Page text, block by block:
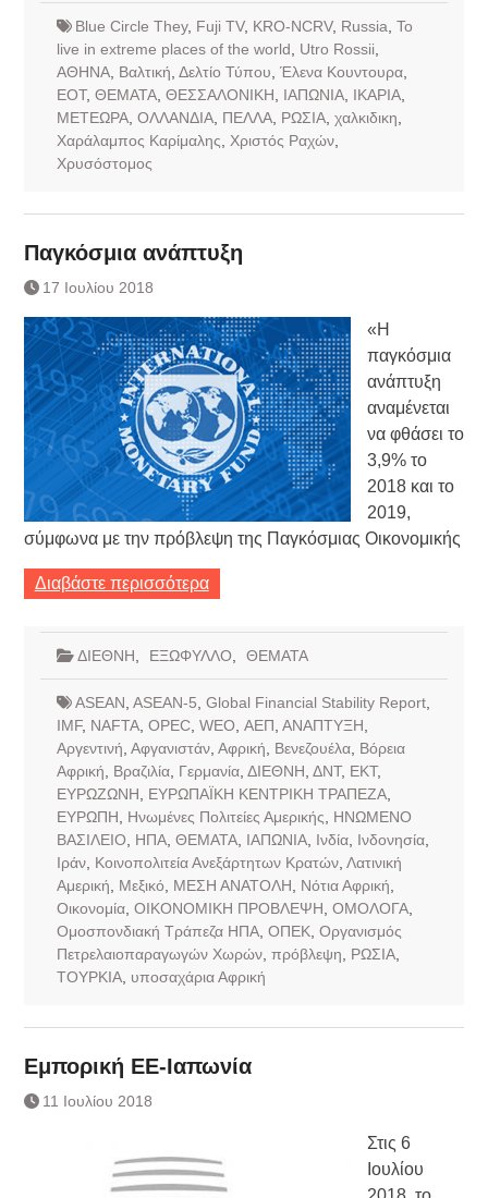
Blue Circle They, Fuji TV, KRO-NCRV, Russia To
live in extreme places of the world
Utro Rossii
ΑΘΗΝΑ, Βαλτική Δελτίο Τύπου Έλενα Κουντουρα,
ΕΟΤ, ΘΕΜΑΤΑ, ΘΕΣΣΑΛΟΝΙΚΗ ΙΑΠΩΝΙΑ, ΙΚΑΡΙΑ,
ΜΕΤΕΩΡΑ, ΟΛΛΑΝΔΙΑ, ΠΕΛΛΑ, ΡΩΣΙΑ, χαλκιδικη
Χαράλαμπος Καρίμαλης
Χριστός Ραχών,
Χρυσόστομος
Παγκόσμια ανάπτυξη
17 Ιουλίου 2018
«Η
παγκόσμια
ανάπτυξη
αναμένεται
να φθάσει το
3,9% το
2018 και το
2019,
σύμφωνα με την πρόβλεψη της Παγκόσμιας Οικονομικής
Διαβάστε περισσότερα
ΔΙΕΘΝΗ ΕΞΩΦΥΛΛΟ ΘΕΜΑΤΑ
ASEAN ASEAN-5 Global Financial Stability Report,
IMF, NAFTA, OPEC, WEO ΑΕΠ ΑΝΑΠΤΥΞΗ
Αργεντινή Αφγανιστάν, Αφρική Βενεζουέλα, Βόρεια
Αφρική
Βραζιλία, Γερμανία, ΔΙΕΘΝΗ ΔΝΤ, ΕΚΤ,
ΕΥΡΩΖΩΝΗ
ΕΥΡΩΠΑΪΚΗ ΚΕΝΤΡΙΚΗ ΤΡΑΠΕΖΑ,
ΕΥΡΩΠΗ
Ηνωμένες Πολιτείες Αμερικής
ΗΝΩΜΕΝΟ
ΒΑΣΙΛΕΙΟ
ΗΠΑ, ΘΕΜΑΤΑ, ΙΑΠΩΝΙΑ, Ινδία, Ινδονησία,
Ιράν, Κοινοπολιτεία Ανεξάρτητων Κρατών, Λατινική
Αμερική
Μεξικό ΜΕΣΗ ΑΝΑΤΟΛΗ Νότια Αφρική
Οικονομία, ΟΙΚΟΝΟΜΙΚΗ ΠΡΟΒΛΕΨΗ ΟΜΟΛΟΓΑ,
Ομοσπονδιακή Τράπεζα ΗΠΑ, ΟΠΕΚ, Οργανισμός
Πετρελαιοπαραγωγών Χωρών, πρόβλεψη ΡΩΣΙΑ,
ΤΟΥΡΚΙΑ, υποσαχάρια Αφρική
Εμπορική ΕΕ-Ιαπωνία
11 Ιουλίου 2018
Στις 6
Ιουλίου